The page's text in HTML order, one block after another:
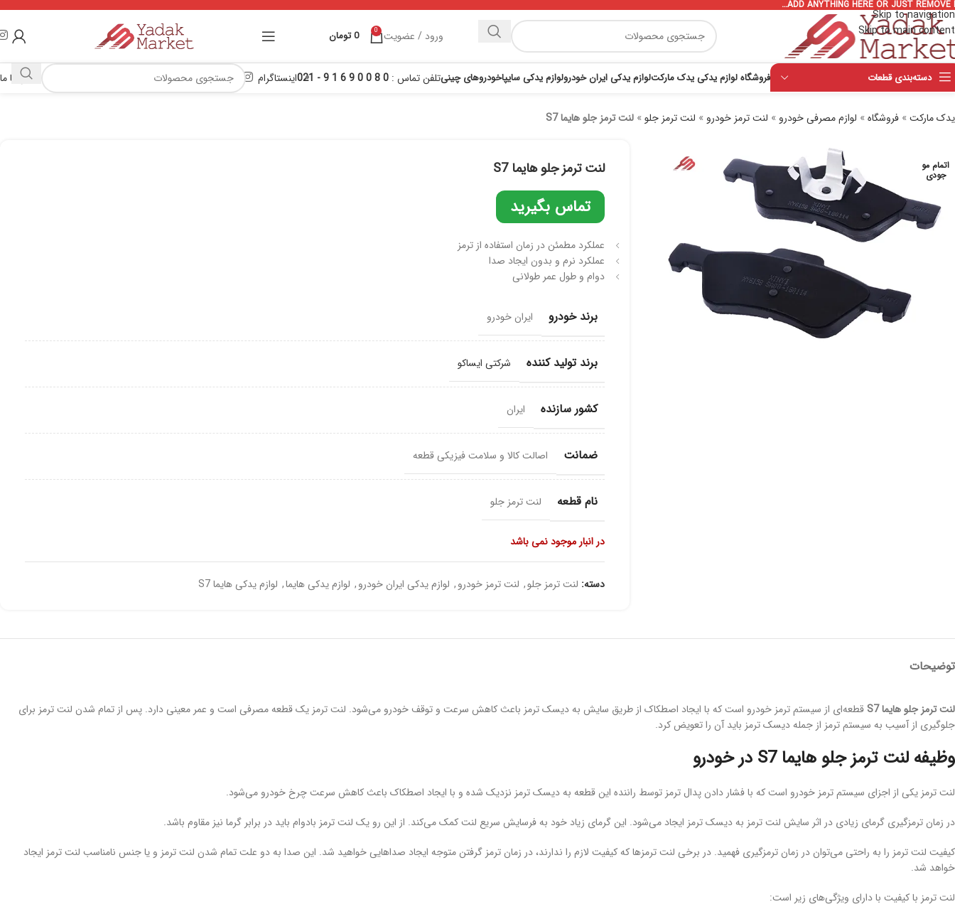
Skip to navigation
Skip to main content
ADD ANYTHING HERE OR JUST REMOVE
ورود / عضویت 0
0 تومان
دسته‌بندی قطعات فروشگاه لوازم یدکی یدک مارکتلوازم یدکی ایران خودرولوازم یدکی سایپاخودروهای چینیتلفن تماس : 0 8 0 0 9 6 1 9 - 021 اینستاگرام تماس با ما
یدک مارکت» فروشگاه» لوازم مصرفی خودرو » لنت ترمز خودرو » لنت ترمز جلو» لنت ترمز جلو هایما S7
اتمام مو
جودی لنت ترمز جلو هایما S7
تماس بگیرید
عملکرد مطمئن در زمان استفاده از ترمز
عملکرد نرم و بدون ایجاد صدا
دوام و طول عمر طولانی
برند خودرو ایران خودرو
برند تولید کننده شرکتی ایساکو
کشور سازنده ایران
ضمانت اصالت کالا و سلامت فیزیکی قطعه
نام قطعه لنت ترمز جلو
در انبار موجود نمی باشد
دسته: لنت ترمز جلو, لنت ترمز خودرو, لوازم یدکی ایران خودرو, لوازم یدکی هایما, لوازم یدکی هایما S7
توضیحات
لنت ترمز جلو هایماS7قطعه‌ای از سیستم ترمز خودرو است که با ایجاد اصطکاک از طریق سایش به دیسک ترمز باعث کاهش سرعت و توقف خودرو می‌شود. لنت ترمز یک قطعه مصرفی است و عمر معینی دارد. پس از تمام شدن لنت ترمز برای
جلوگیری از آسیب به سیستم ترمز از جمله دیسک ترمز باید آن را تعویض کرد.
وظیفه لنت ترمز جلو هایماS7 در خودرو
لنت ترمز یکی از اجزای سیستم ترمز خودرو است که با فشار دادن پدال ترمز توسط راننده این قطعه به دیسک ترمز نزدیک شده و با ایجاد اصطکاک باعث کاهش سرعت چرخ خودرو می‌شود.
در زمان ترمز‌گیری گرمای زیادی در اثر سایش لنت ترمز به دیسک ترمز ایجاد می‌شود. این گرمای زیاد خود به فرسایش سریع لنت کمک می‌کند. از این رو یک لنت ترمز بادوام باید در برابر گرما نیز مقاوم باشد.
کیفیت لنت ترمز را به راحتی می‌توان در زمان ترمزگیری فهمید. در برخی لنت ترمزها که کیفیت لازم را ندارند، در زمان ترمز گرفتن متوجه ایجاد صداهایی خواهید شد. این صدا به دو علت تمام شدن لنت ترمز و یا جنس نامناسب لنت ترمز ایجاد
خواهد شد.
لنت ترمز با کیفیت با دارای ویژگی‌های زیر است: